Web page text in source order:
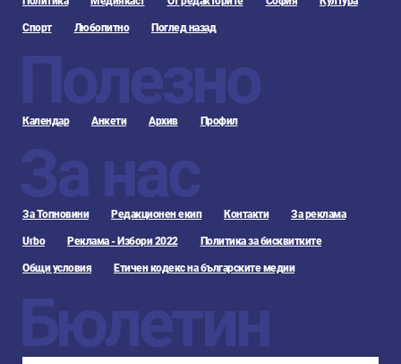
Спорт Любопитно Поглед назад
Полезно
Календар Анкети Архив Профил
За нас
За Топновини Редакционен екип Контакти За реклама
Urbo Реклама - Избори 2022 Политика за бисквитките
Общи условия Етичен кодекс на българските медии
Бюлетин